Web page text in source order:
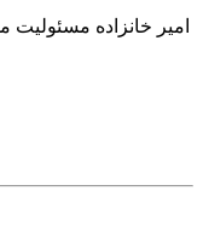
امیر خانزاده مسئولیت